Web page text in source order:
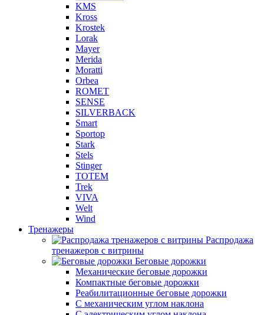
KMS
Kross
Krostek
Lorak
Mayer
Merida
Moratti
Orbea
ROMET
SENSE
SILVERBACK
Smart
Sportop
Stark
Stels
Stinger
TOTEM
Trek
VIVA
Welt
Wind
Тренажеры
Распродажа
тренажеров с витрины
Беговые дорожки
Механические беговые дорожки
Компактные беговые дорожки
Реабилитационные беговые дорожки
С механическим углом наклона